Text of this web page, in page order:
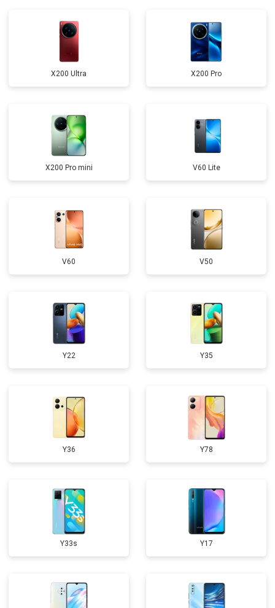
X200 Ultra X200 Pro
X200 Pro mini V60 Lite
V60 V50
Y22 Y35
Y36 Y78
Y33s Y17